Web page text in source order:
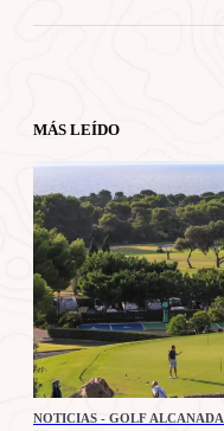
MÁS LEÍDO
NOTICIAS - GOLF ALCANADA